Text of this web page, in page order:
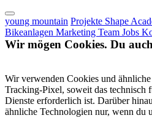
young mountain Projekte Shape
Bikeanlagen Marketing Team Jobs
Wir mögen Cookies. Du
Wir verwenden Cookies und
Tracking-Pixel, soweit das technisch
Dienste erforderlich ist. Darüber
ähnliche Technologien nur, wenn du